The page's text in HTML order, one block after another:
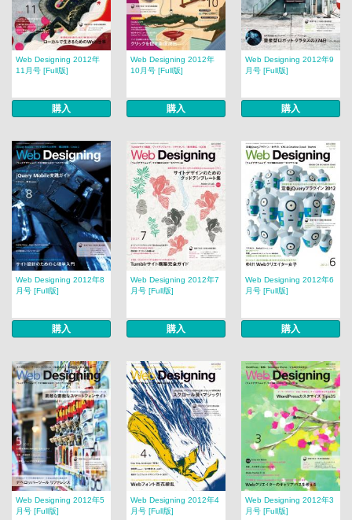
Web Designing 2012年
11月号 [Full版]
購入
Web Designing 2012年
10月号 [Full版]
購入
Web Designing 2012年9
月号 [Full版]
購入
Web Designing 2012年8
月号 [Full版]
購入
Web Designing 2012年7
月号 [Full版]
購入
Web Designing 2012年6
月号 [Full版]
購入
Web Designing 2012年5
月号 [Full版]
Web Designing 2012年4
月号 [Full版]
Web Designing 2012年3
月号 [Full版]